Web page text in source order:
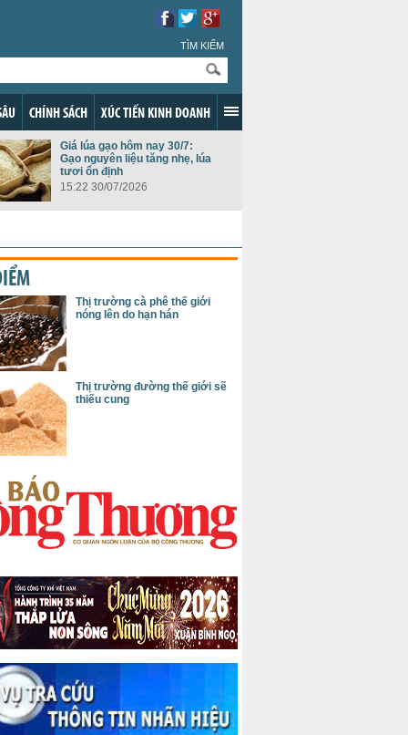
TÌM KIẾM
CHÍNH SÁCH XÚC TIẾN KINH DOANH
Giá lúa gạo hôm nay 30/7:
Gạo nguyên liệu tăng nhẹ, lúa
tươi ổn định
15:22 30/07/2026
Thị trường cà phê thế giới
nóng lên do hạn hán
Thị trường đường thế giới sẽ
thiếu cung